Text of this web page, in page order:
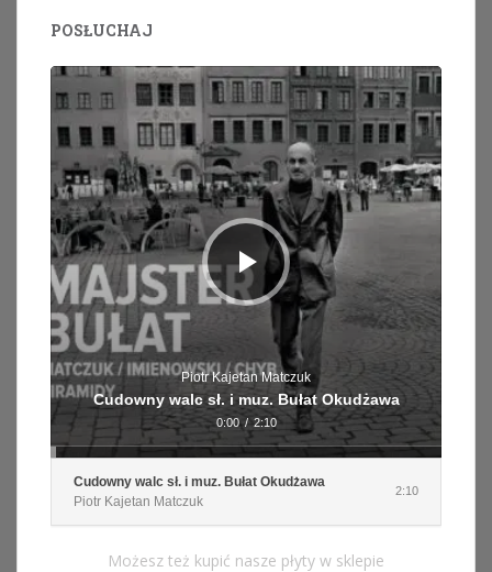
POSŁUCHAJ
Odtwarzacz
dźwiękowych
Piotr Kajetan Matczuk
Cudowny walc sł. i muz. Bułat Okudżawa
0:00 / 2:10
Cudowny walc sł. i muz. Bułat Okudżawa
Piotr Kajetan Matczuk
2:10
Możesz też kupić nasze płyty w sklepie